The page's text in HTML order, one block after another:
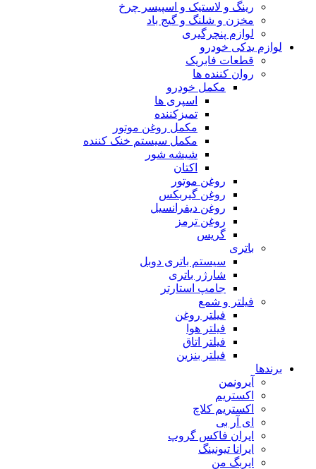
رینگ و لاستیک و اسپیسر چرخ
مخزن و شلنگ و گیج باد
لوازم پنچرگیری
لوازم یدکی خودرو
قطعات فابریک
روان کننده ها
مکمل خودرو
اسپری ها
تمیزکننده
مکمل روغن موتور
مکمل سیستم خنک کننده
شیشه شور
اکتان
روغن موتور
روغن گیربکس
روغن دیفرانسیل
روغن ترمز
گریس
باتری
سیستم باتری دوبل
شارژر باتری
جامپ استارتر
فیلتر و شمع
فیلتر روغن
فیلتر هوا
فیلتر اتاق
فیلتر بنزین
برندها
آیرونمن
اکستریم
اکستریم کلاچ
ای آر بی
ایران فاکس گروپ
ایرانا تیونینگ
ایربگ من